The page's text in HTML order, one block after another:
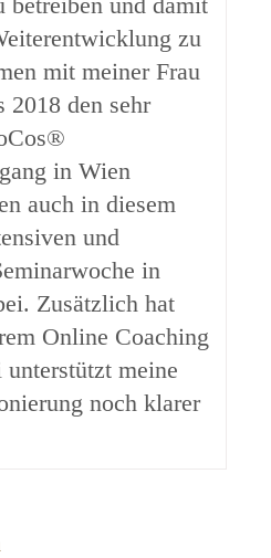
zu
mit meiner Frau
2018 den sehr
in Wien
auch in diesem
und
in
Zusätzlich hat
Online Coaching
meine
noch klarer